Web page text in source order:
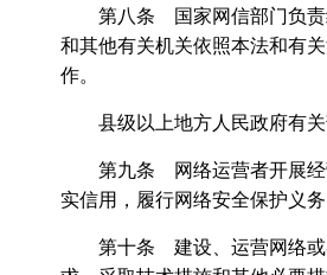
第八条 国家网信部门负责
和其他有关机关依照本法和有
作。
县级以上地方人民政府有
第九条 网络运营者开展经
实信用，履行网络安全保护义
第十条 建设、运营网络或